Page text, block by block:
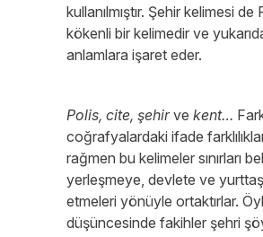
kullanılmıştır. Şehir kelimesi de
kökenli bir kelimedir ve
anlamlara işaret eder.
Polis, cite, şehirve kent…
coğrafyalardaki ifade
rağmen bu kelimeler sınırları
yerleşmeye, devlete ve
etmeleri yönüyle ortaktırlar.
düşüncesinde fakihler şehri